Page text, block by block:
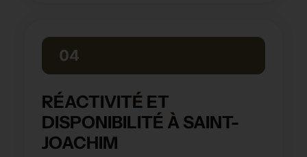
04
RÉACTIVITÉ ET
DISPONIBILITÉ À SAINT-
JOACHIM